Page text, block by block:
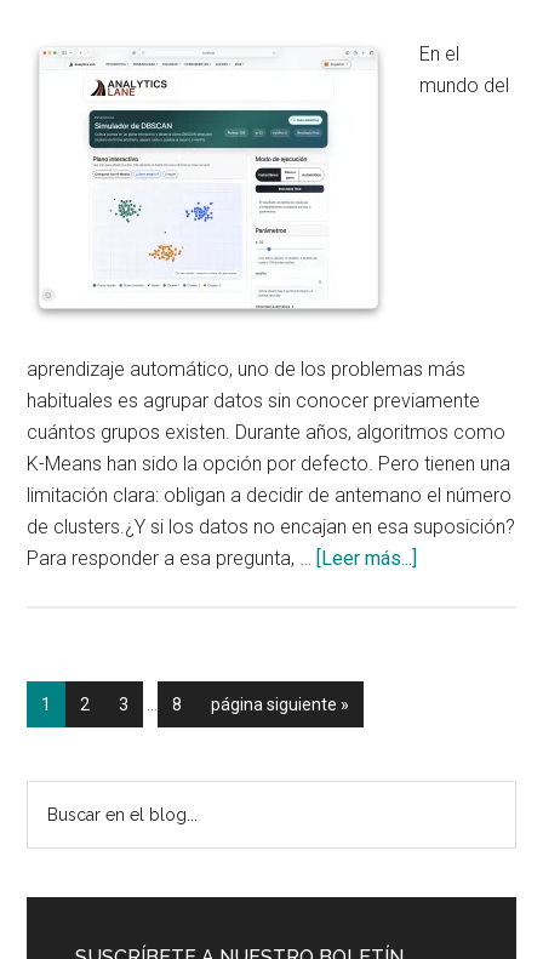
En el
mundo del
aprendizaje automático, uno de los problemas más
habituales es agrupar datos sin conocer previamente
cuántos grupos existen. Durante años, algoritmos como
K-Means han sido la opción por defecto. Pero tienen una
limitación clara: obligan a decidir de antemano el número
de clusters.¿Y si los datos no encajan en esa suposición?
Para responder a esa pregunta, … [Leer más...]
encontrar
ruido)
Página
1 Página
2 Página
3
Páginas
intermedias
Página
8
Ir
a
página siguiente »
Barra
lateral
principal